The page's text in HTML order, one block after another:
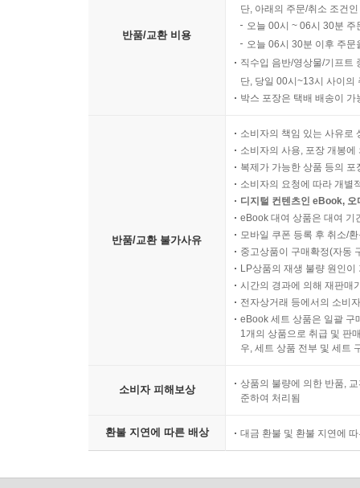
반품/교환 비용
단, 아래의 주문/취소 조건
오늘 00시 ~ 06시 30분
오늘 06시 30분 이후 주
직수입 음반/영상물/기프트
단, 당일 00시~13시 사이의
박스 포장은 택배 배송이
반품/교환 불가사유
소비자의 책임 있는 사유로
소비자의 사용, 포장 개봉
복제가 가능한 상품 등의
소비자의 요청에 따라 개별
디지털 컨텐츠인 eBook,
eBook 대여 상품은 대여 기
모바일 쿠폰 등록 후 취소/
중고상품이 구매확정(자동
LP상품의 재생 불량 원인
시간의 경과에 의해 재판매
전자상거래 등에서의 소비
eBook 세트 상품은 일괄 구
1개의 상품으로 취급 및 판
우, 세트 상품 전부 및 세트
소비자 피해보상
상품의 불량에 의한 반품,
준하여 처리됨
환불 지연에 따른 배상 대금 환불 및 환불 지연에